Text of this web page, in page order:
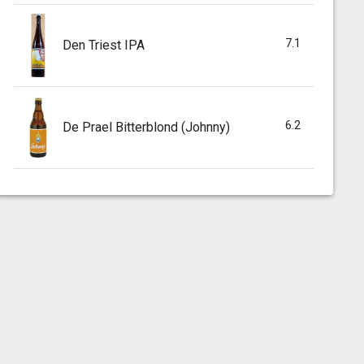
Den Triest IPA 7.1
De Prael Bitterblond (Johnny) 6.2